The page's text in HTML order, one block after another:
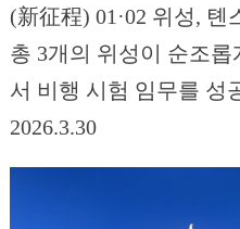
(新征程) 01·02 위성,
총 3개의 위성이 순조
서 비행 시험 임무를 성
2026.3.30